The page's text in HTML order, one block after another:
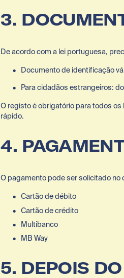
3.
De acordo com a lei portuguesa,
Documento de identificação
Para cidadãos estrangeiros:
O registo é obrigatório para todos
rápido.
4.
O pagamento pode ser solicitado
Cartão de débito
Cartão de crédito
Multibanco
MB Way
5. DEPOIS